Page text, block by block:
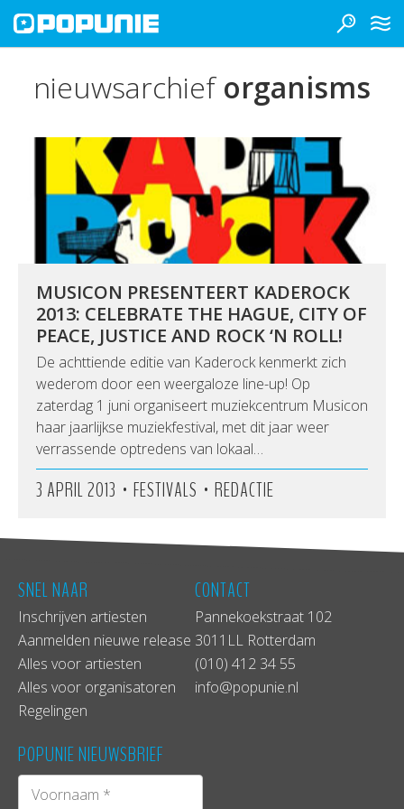
nieuwsarchieforganisms
MUSICON PRESENTEERT KADEROCK
2013: CELEBRATE THE HAGUE, CITY OF
PEACE, JUSTICE AND ROCK ‘N ROLL!
De achttiende editie van Kaderock kenmerkt zich
wederom door een weergaloze line-up! Op
zaterdag 1 juni organiseert muziekcentrum Musicon
haar jaarlijkse muziekfestival, met dit jaar weer
verrassende optredens van lokaal…
3 APRIL 2013 • FESTIVALS • REDACTIE
SNEL NAAR
Inschrijven artiesten
Aanmelden nieuwe release
Alles voor artiesten
Alles voor organisatoren
Regelingen
CONTACT
Pannekoekstraat 102
3011LL Rotterdam
(010) 412 34 55
info@popunie.nl
POPUNIE NIEUWSBRIEF